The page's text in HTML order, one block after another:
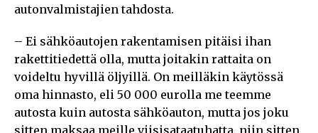
autonvalmistajien tahdosta.
– Ei sähköautojen rakentamisen pitäisi ihan
rakettitiedettä olla, mutta joitakin rattaita on
voideltu hyvillä öljyillä. On meilläkin käytössä
oma hinnasto, eli 50 000 eurolla me teemme
autosta kuin autosta sähköauton, mutta jos joku